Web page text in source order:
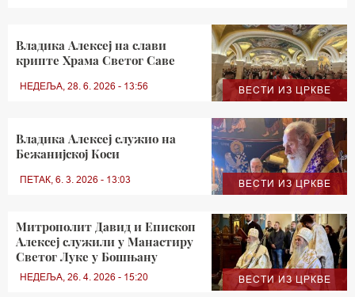
ВЕСТИ ИЗ ЦРКВЕ
Владика Алексеј на слави
крипте Храма Светог Саве
НЕДЕЉА, 28. 6. 2026 - 13:56
ВЕСТИ ИЗ ЦРКВЕ
Владика Алексеј служио на
Бежанијској Коси
ПЕТАК, 6. 3. 2026 - 13:03
ВЕСТИ ИЗ ЦРКВЕ
Митрополит Давид и Eпископ
Алексеј служили у Манастиру
Светог Луке у Бошњану
НЕДЕЉА, 26. 4. 2026 - 15:20